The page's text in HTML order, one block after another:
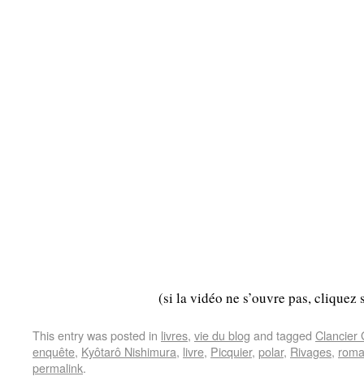
(si la vidéo ne s’ouvre pas, cliquez
This entry was posted in livres, vie du blog and tagged Clancier
enquête, Kyôtarô Nishimura, livre, Picquier, polar, Rivages,
permalink.